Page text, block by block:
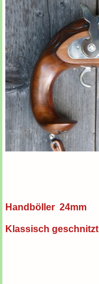
Handböller 24mm
Klassisch geschnitzt